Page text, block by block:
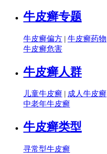
牛皮癣专题
牛皮癣偏方 | 牛皮癣药物
牛皮癣危害
牛皮癣人群
儿童牛皮癣 | 成人牛皮癣
中老年牛皮癣
牛皮癣类型
寻常型牛皮癣